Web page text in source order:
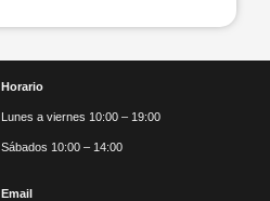
Horario
Lunes a viernes 10:00 – 19:00
Sábados 10:00 – 14:00
Email